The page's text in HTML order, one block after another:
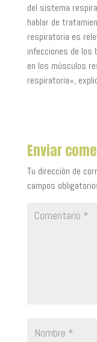
del sistema
hablar de
respiratoria es
infecciones de los
en los músculos
respiratoria»,
Enviar
Tu dirección de
campos